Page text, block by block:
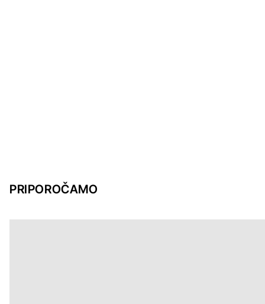
PRIPOROČAMO